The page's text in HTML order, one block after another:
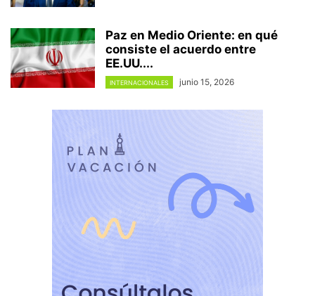
Paz en Medio Oriente: en qué
consiste el acuerdo entre
EE.UU....
INTERNACIONALES junio 15, 2026